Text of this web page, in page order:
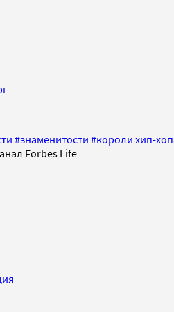
#знаменитости #короли хип-
Forbes Life